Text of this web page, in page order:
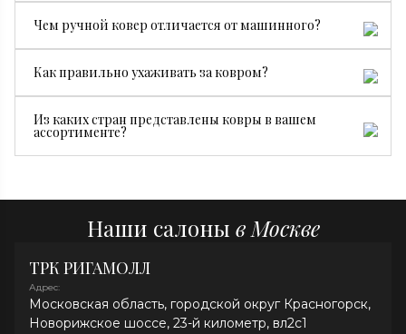
реставрации ковров.
Чем ручной ковер отличается от машинного?
он долговечнее, ценнее и уникален. Машинные
ковры производятся серийно и стоят дешевле.
Как правильно ухаживать за ковром?
турбощетки и средств без хлора. При необходимости
Из каких стран представлены ковры в вашем
ассортименте?
Наши салоны в Москве
ТРК РИГАМОЛЛ
Адрес:
Московская область, городской округ Красногорск,
Новорижское шоссе, 23-й километр, вл2с1